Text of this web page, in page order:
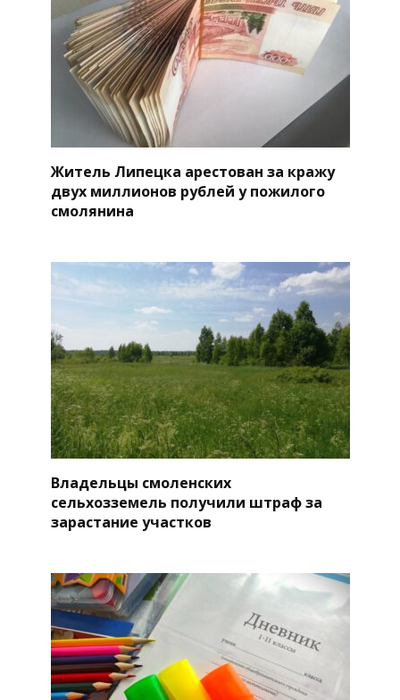
Житель Липецка арестован за кражу
двух миллионов рублей у пожилого
смолянина
Владельцы смоленских
сельхозземель получили штраф за
зарастание участков